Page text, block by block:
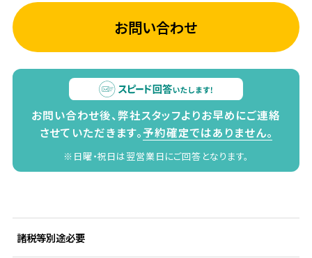
お問い合わせ
お問い合わせ後、弊社スタッフよりお早めにご連絡
させていただきます。予約確定ではありません。
※日曜・祝日は翌営業日にご回答となります。
諸税等別途必要